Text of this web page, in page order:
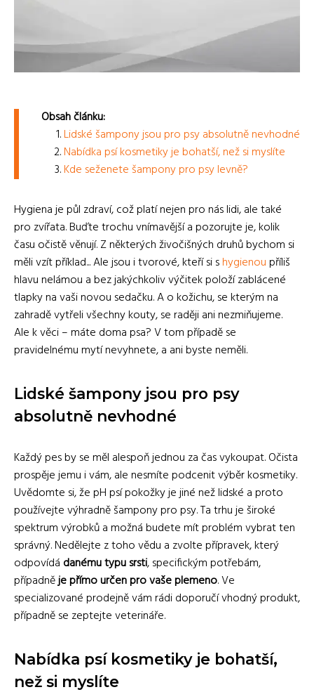
Obsah článku:
Lidské šampony jsou pro psy absolutně nevhodné
Nabídka psí kosmetiky je bohatší, než si myslíte
Kde seženete šampony pro psy levně?
Hygiena je půl zdraví, což platí nejen pro nás lidi, ale také
pro zvířata. Buďte trochu vnímavější a pozorujte je, kolik
času očistě věnují. Z některých živočišných druhů bychom si
měli vzít příklad... Ale jsou i tvorové, kteří si shygienoupříliš
hlavu nelámou a bez jakýchkoliv výčitek položí zablácené
tlapky na vaši novou sedačku. A o kožichu, se kterým na
zahradě vytřeli všechny kouty, se raději ani nezmiňujeme.
Ale k věci – máte doma psa? V tom případě se
pravidelnému mytí nevyhnete, a ani byste neměli.
Lidské šampony jsou pro psy
absolutně nevhodné
Každý pes by se měl alespoň jednou za čas vykoupat. Očista
prospěje jemu i vám, ale nesmíte podcenit výběr kosmetiky.
Uvědomte si, že pH psí pokožky je jiné než lidské a proto
používejte výhradně šampony pro psy. Ta trhu je široké
spektrum výrobků a možná budete mít problém vybrat ten
správný. Nedělejte z toho vědu a zvolte přípravek, který
odpovídá danému typu srsti, specifickým potřebám,
případněje přímo určen pro vaše plemeno. Ve
specializované prodejně vám rádi doporučí vhodný produkt,
případně se zeptejte veterináře.
Nabídka psí kosmetiky je bohatší,
než si myslíte